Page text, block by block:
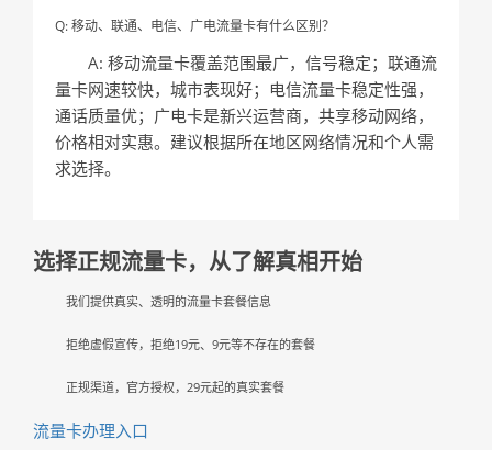
Q: 移动、联通、电信、广电流量卡有什么区别？
A: 移动流量卡覆盖范围最广，信号稳定；联通流
量卡网速较快，城市表现好；电信流量卡稳定性强，
通话质量优；广电卡是新兴运营商，共享移动网络，
价格相对实惠。建议根据所在地区网络情况和个人需
求选择。
选择正规流量卡，从了解真相开始
我们提供真实、透明的流量卡套餐信息
拒绝虚假宣传，拒绝19元、9元等不存在的套餐
正规渠道，官方授权，29元起的真实套餐
流量卡办理入口